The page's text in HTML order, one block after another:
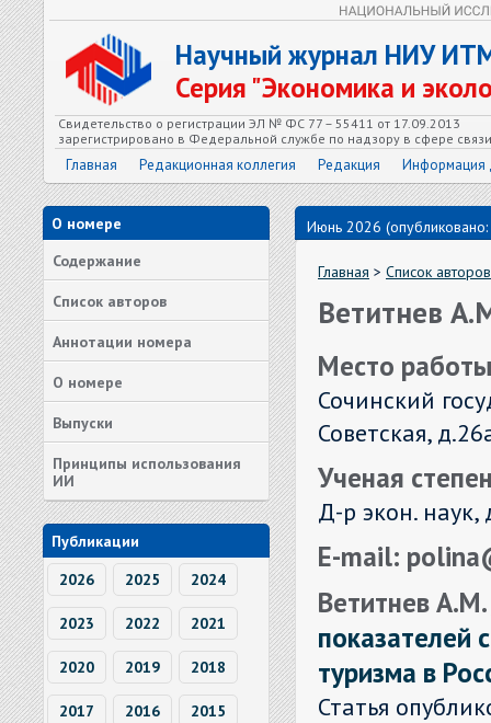
Научный журнал НИУ
Серия "Экономика и
Свидетельство о регистрации ЭЛ № ФС 77 – 55411 от 17.09.2013
зарегистрировано в Федеральной службе по надзору в сфере
Главная Редакционная коллегия Редакция Информация
О номере
Содержание
Список авторов
Аннотации номера
О номере
Выпуски
Принципы использования
ИИ
Публикации
2026
2025 2024
2023 2022 2021
2020 2019 2018
2017 2016 2015
Июнь 2026
Главная > Список авторов
Ветитнев
Место
Сочинский
Советская,
Ученая
Д-р экон. наук,
E-mail:
Ветитнев
показателей
туризма в
Статья